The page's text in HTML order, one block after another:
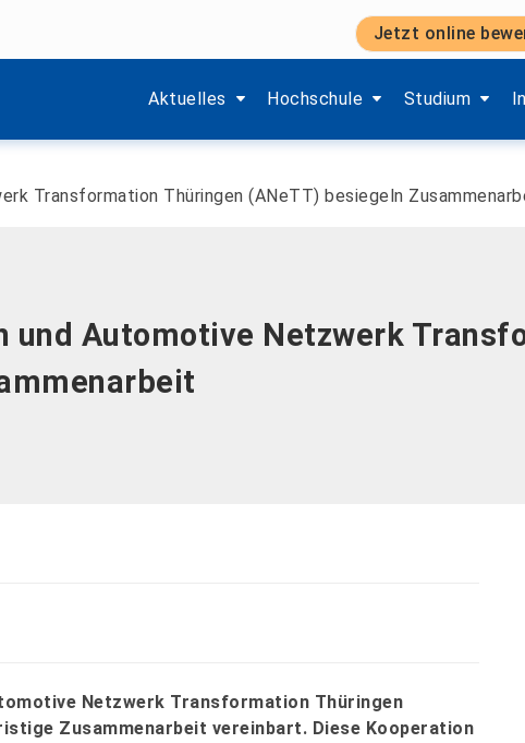
Jetzt online
Aktuelles
Zeige Menü-Unterpunkte von 'Aktuelles'.
Hochschule
Zeige Menü-Unterpunkte von
Studium
Zeige Menü-
Transformation Thüringen (ANeTT) besiegeln
und Automotive Netzwerk
Netzwerk Transformation Thüringen
Zusammenarbeit vereinbart. Diese Kooperation